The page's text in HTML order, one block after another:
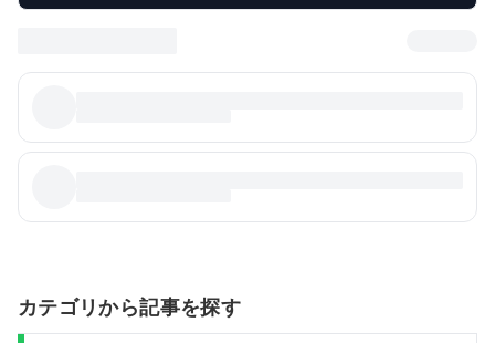
カテゴリから記事を探す